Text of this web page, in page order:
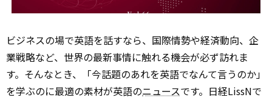
ビジネスの場で英語を話すなら、国際情勢や経済動向、企
業戦略など、世界の最新事情に触れる機会が必ず訪れま
す。そんなとき、「今話題のあれを英語でなんて言うのか」
を学ぶのに最適の素材が英語のニュースです。日経LissNで